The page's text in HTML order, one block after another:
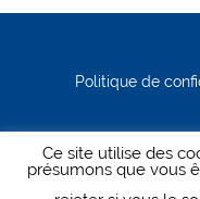
Politique de
Ce site utilise des
présumons que vous